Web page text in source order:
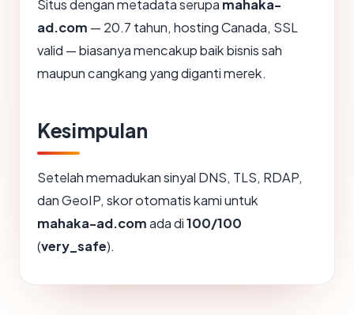
Situs dengan metadata serupa mahaka-
ad.com — 20.7 tahun, hosting Canada, SSL
valid — biasanya mencakup baik bisnis sah
maupun cangkang yang diganti merek.
Kesimpulan
Setelah memadukan sinyal DNS, TLS, RDAP,
dan GeoIP, skor otomatis kami untuk
mahaka-ad.comada di100/100
(very_safe).